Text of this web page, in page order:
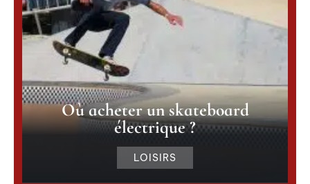
Où acheter un skateboard
électrique ?
LOISIRS